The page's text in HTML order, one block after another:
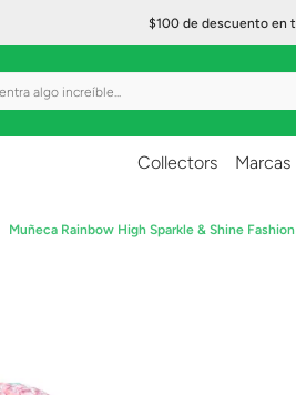
$100 de descuento en
algo increíble...
Collectors Marcas
Muñeca Rainbow High Sparkle & Shine